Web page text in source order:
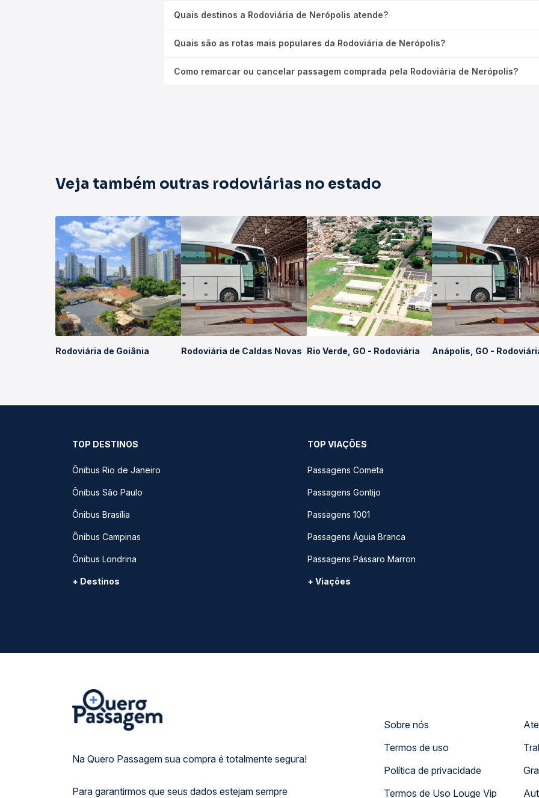
Quais destinos a Rodoviária de Nerópolis atende?
Quais são as rotas mais populares da Rodoviária de Nerópolis?
Como remarcar ou cancelar passagem comprada pela Rodoviária de Nerópolis?
Veja também outras rodoviárias no estado
Rodoviária de Goiânia Rodoviária de Caldas Novas Rio Verde, GO - Rodoviária Anápolis, GO -
TOP DESTINOS
Ônibus Rio de Janeiro
Ônibus São Paulo
Ônibus Brasília
Ônibus Campinas
Ônibus Londrina
+ Destinos
TOP VIAÇÕES
Passagens Cometa
Passagens Gontijo
Passagens 1001
Passagens Águia Branca
Passagens Pássaro Marron
+ Viações
Na Quero Passagem sua compra é totalmente segura!
Para garantirmos que seus dados estejam sempre
Sobre nós
Termos de uso
Política de privacidade
Termos de Uso Louge Vip